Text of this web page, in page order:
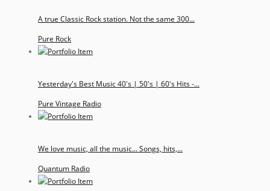
A true Classic Rock station. Not the same 300...
Pure Rock
Yesterday's Best Music 40's | 50's | 60's Hits -...
Pure Vintage Radio
We love music, all the music... Songs, hits,...
Quantum Radio